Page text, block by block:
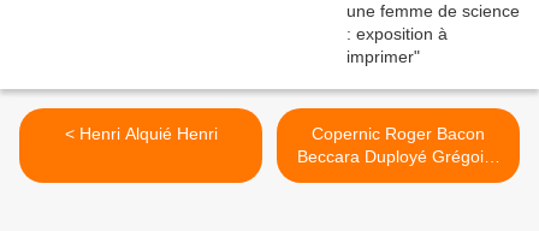
< Henri Alquié Henri
Copernic Roger Bacon
Beccara Duployé Grégoire
de Tours Abbé de l'Epée